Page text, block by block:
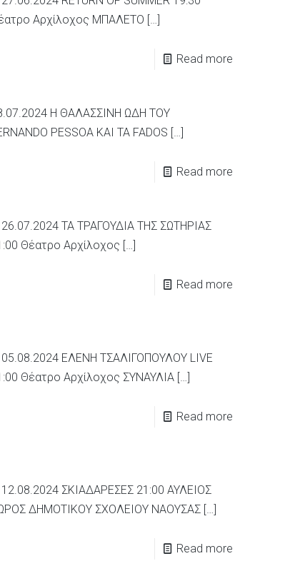
Αρχίλοχος ΜΠΑΛΕΤΟ […]
Read more
Η ΘΑΛΑΣΣΙΝΗ ΩΔΗ ΤΟΥ
PESSOA ΚΑΙ ΤΑ FADOS […]
Read more
ΤΑ ΤΡΑΓΟΥΔΙΑ ΤΗΣ ΣΩΤΗΡΙΑΣ
Θέατρο Αρχίλοχος […]
Read more
ΕΛΕΝΗ ΤΣΑΛΙΓΟΠΟΥΛΟΥ LIVE
Θέατρο Αρχίλοχος ΣΥΝΑΥΛΙΑ […]
Read more
ΣΚΙΑΔΑΡΕΣΕΣ 21:00 ΑΥΛΕΙΟΣ
ΔΗΜΟΤΙΚΟΥ ΣΧΟΛΕΙΟΥ ΝΑΟΥΣΑΣ […]
Read more